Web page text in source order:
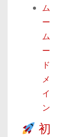
ム
ー
ム
ー
ド
メ
イ
ン
初